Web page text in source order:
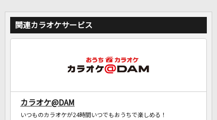
関連カラオケサービス
カラオケ@DAM
いつものカラオケが24時間いつでもおうちで楽しめる！